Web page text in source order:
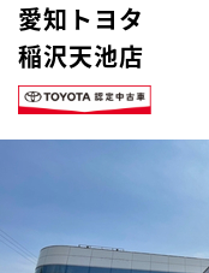
愛知トヨタ
稲沢天池店